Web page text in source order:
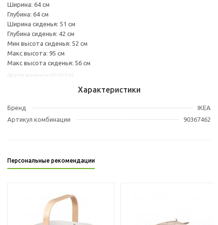
Ширина: 64 см
Глубина: 64 см
Ширина сиденья: 51 см
Глубина сиденья: 42 см
Мин высота сиденья: 52 см
Макс высота: 95 см
Макс высота сиденья: 56 см
Характеристики
Бренд
IKEA
Артикул комбинации
90367462
Персональные рекомендации